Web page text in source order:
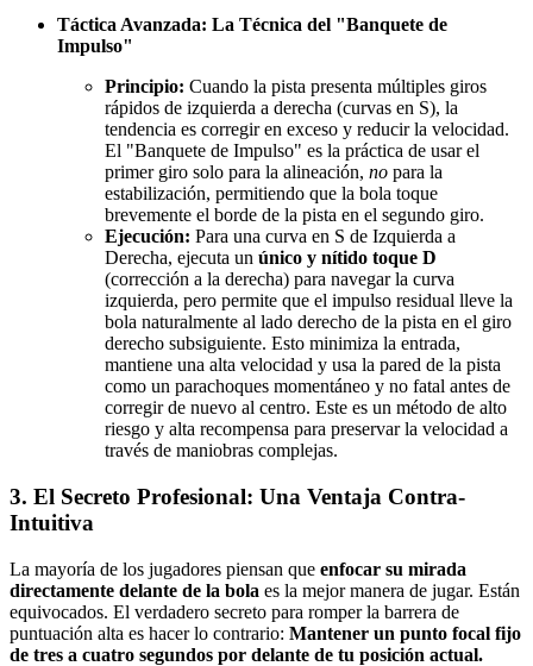
Táctica Avanzada: La Técnica del "Banquete de
Impulso"
Principio: Cuando la pista presenta múltiples giros
rápidos de izquierda a derecha (curvas en S), la
tendencia es corregir en exceso y reducir la velocidad.
El "Banquete de Impulso" es la práctica de usar el
primer giro solo para la alineación, no para la
estabilización, permitiendo que la bola toque
brevemente el borde de la pista en el segundo giro.
Ejecución: Para una curva en S de Izquierda a
Derecha, ejecuta un único y nítido toque D
(corrección a la derecha) para navegar la curva
izquierda, pero permite que el impulso residual lleve la
bola naturalmente al lado derecho de la pista en el giro
derecho subsiguiente. Esto minimiza la entrada,
mantiene una alta velocidad y usa la pared de la pista
como un parachoques momentáneo y no fatal antes de
corregir de nuevo al centro. Este es un método de alto
riesgo y alta recompensa para preservar la velocidad a
través de maniobras complejas.
3. El Secreto Profesional: Una Ventaja Contra-
Intuitiva
La mayoría de los jugadores piensan que enfocar su mirada
directamente delante de la bola es la mejor manera de jugar. Están
equivocados. El verdadero secreto para romper la barrera de
puntuación alta es hacer lo contrario: Mantener un punto focal fijo
de tres a cuatro segundos por delante de tu posición actual.